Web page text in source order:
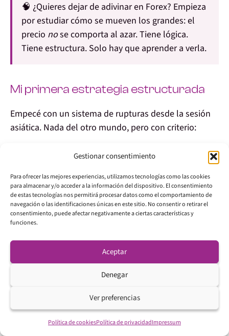
Gestionar consentimiento
Para ofrecer las mejores experiencias, utilizamos tecnologías como las cookies
para almacenar y/o acceder a la información del dispositivo. El consentimiento
de estas tecnologías nos permitirá procesar datos como el comportamiento de
navegación o las identificaciones únicas en este sitio. No consentir o retirar el
consentimiento, puede afectar negativamente a ciertas características y
funciones.
Aceptar
Denegar
Ver preferencias
Política de cookiesPolítica de privacidadImpressum
🧠 ¿Quieres dejar de adivinar en Forex? Empieza
por estudiar cómo se mueven los grandes: el
precio nose comporta al azar. Tiene lógica.
Tiene estructura. Solo hay que aprender a verla.
Mi primera estrategia estructurada
Empecé con un sistema de rupturas desde la sesión
asiática. Nada del otro mundo, pero con criterio:
– Marcaba las zonas de liquidez
– Entraba solo si tenía validación múltiple
No era la estrategia definitiva, pero sí fueel principio
del orden. Por primera vez, sentí que no estaba